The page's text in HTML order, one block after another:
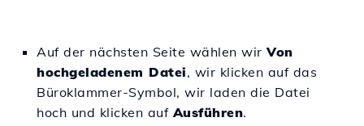
Auf der nächsten Seite wählen wirVon
hochgeladenem Datei, wir klicken auf das
Büroklammer-Symbol, wir laden die Datei
hoch und klicken aufAusführen.